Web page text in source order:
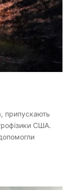
припускають
США.